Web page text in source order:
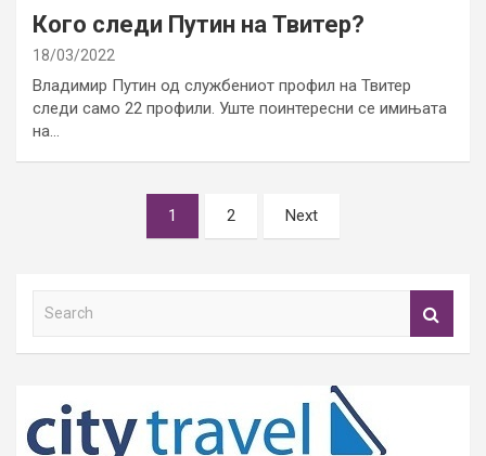
Кого следи Путин на Твитер?
18/03/2022
Владимир Путин од службениот профил на Твитер
следи само 22 профили. Уште поинтересни се имињата
на…
1 2 Next
h